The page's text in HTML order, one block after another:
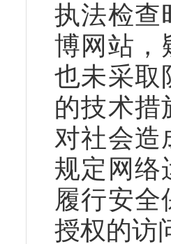
执法检查
博网站，
也未采取
的技术措
对社会造
规定网络
履行安
授权的访